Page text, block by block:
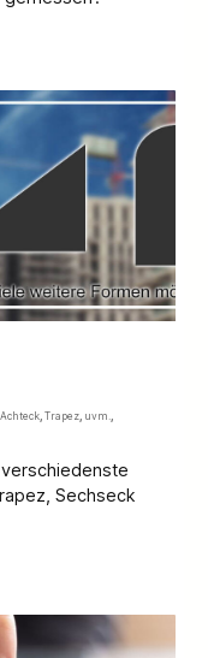
Achteck, Trapez, uvm.,
Sechseck